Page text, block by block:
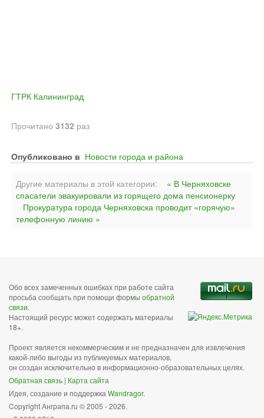
ГТРК Калининград
Прочитано 3132 раз
Опубликовано в Новости города и района
Другие материалы в этой категории:
« В Черняховске
спасатели эвакуировали из горящего дома пенсионерку
Прокуратура города Черняховска проводит «горячую»
телефонную линию »
Обо всех замеченных ошибках при работе сайта
просьба сообщать при помощи формы обратной
связи.
Настоящий ресурс может содержать материалы
18+.
Проект является некоммерческим и не предназначен для извлечения
какой-либо выгоды из публикуемых материалов,
он создан исключительно в информационно-образовательных целях.
Обратная связь | Карта сайта
Идея, создание и поддержка Wandragor.
Copyright Анграпа.ru © 2005 - 2026.